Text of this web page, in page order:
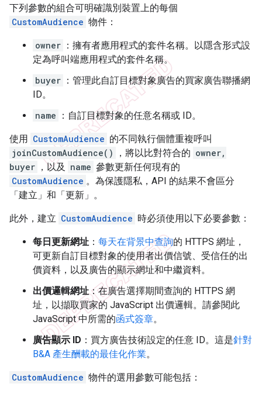
下列參數的組合可明確識別裝置上的每個
CustomAudience 物件：
owner ：擁有者應用程式的套件名稱。以隱含形式設
定為呼叫端應用程式的套件名稱。
buyer ：管理此自訂目標對象廣告的買家廣告聯播網
ID。
name
：自訂目標對象的任意名稱或 ID。
使用 CustomAudience 的不同執行個體重複呼叫
joinCustomAudience()
，將以比對符合的 owner,
buyer ，以及 name 參數更新任何現有的
CustomAudience 。為保護隱私，API 的結果不會區分
「建立」和「更新」。
此外，建立 CustomAudience 時必須使用以下必要參數：
每日更新網址 ： 每天在背景中查詢的 HTTPS 網址，
可更新自訂目標對象的使用者出價信號、受信任的出
價資料，以及廣告的顯示網址和中繼資料。
出價邏輯網址 ：在廣告選擇期間查詢的 HTTPS 網
址，以擷取買家的 JavaScript 出價邏輯。請參閱此
JavaScript 中所需的函式簽章。
廣告顯示 ID ：買方廣告技術設定的任意 ID。這是針對
B&A 產生酬載的最佳化作業。
CustomAudience 物件的選用參數可能包括：